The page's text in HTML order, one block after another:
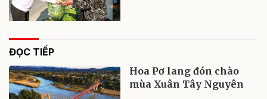
ĐỌC TIẾP
Hoa Pơ lang đón chào
mùa Xuân Tây Nguyên